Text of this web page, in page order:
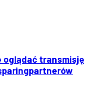
transmisję